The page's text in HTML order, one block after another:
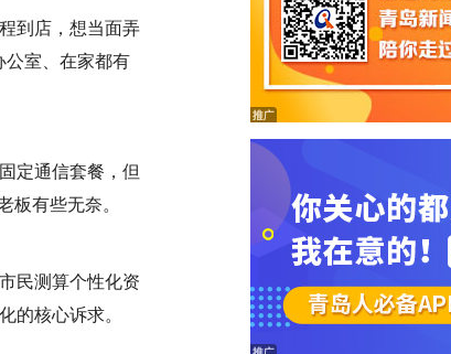
到店，想当面弄
公室、在家都有
定通信套餐，但
板有些无奈。
民测算个性化资
的核心诉求。